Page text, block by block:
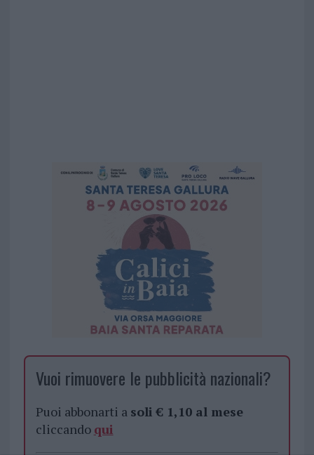
Vuoi rimuovere le pubblicità nazionali?
Puoi abbonarti a soli € 1,10 al mese
cliccando qui